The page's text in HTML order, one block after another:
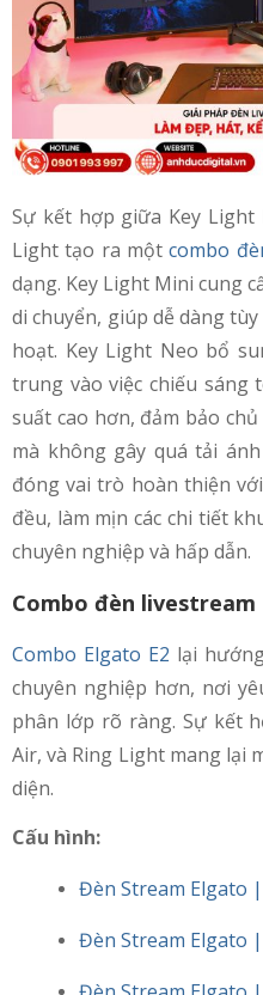
Sự kết hợp giữa Key Light
Light tạo ra mộtcombo
dạng. Key Light Mini cung
di chuyển, giúp dễ dàng
hoạt. Key Light Neo bổ
trung vào việc chiếu sáng
suất cao hơn, đảm bảo
mà không gây quá tải
đóng vai trò hoàn thiện
đều, làm mịn các chi tiết
chuyên nghiệp và hấp dẫn.
Combo đèn livestream
Combo Elgato E2 lại
chuyên nghiệp hơn, nơi
phân lớp rõ ràng. Sự kết
Air, và Ring Light mang lại
diện.
Cấu hình:
Đèn Stream Elgato
Đèn Stream Elgato